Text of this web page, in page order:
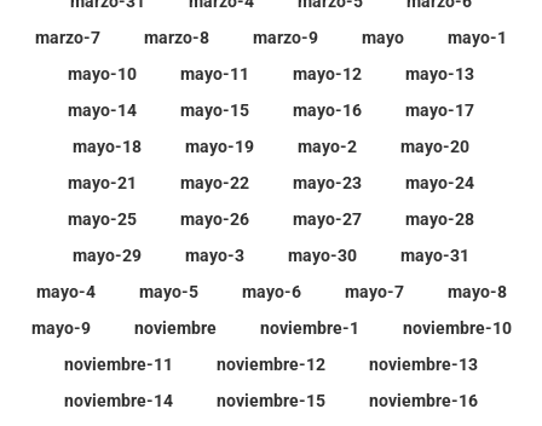
marzo-7
marzo-8 marzo-9 mayo
mayo-1
mayo-10
mayo-11 mayo-12
mayo-13
mayo-14
mayo-15 mayo-16
mayo-17
mayo-18
mayo-19 mayo-2
mayo-20
mayo-21
mayo-22 mayo-23
mayo-24
mayo-25
mayo-26 mayo-27
mayo-28
mayo-29
mayo-3 mayo-30
mayo-31
mayo-4
mayo-5 mayo-6 mayo-7
mayo-8
mayo-9
noviembre noviembre-1
noviembre-10
noviembre-11
noviembre-12
noviembre-13
noviembre-14
noviembre-15
noviembre-16